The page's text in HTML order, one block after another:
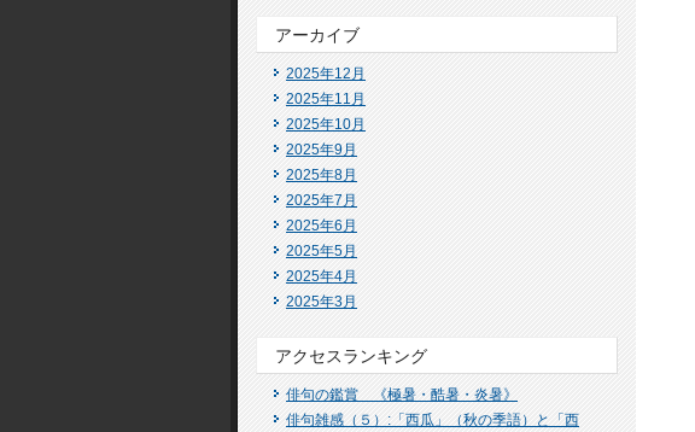
アーカイブ
2025年12月
2025年11月
2025年10月
2025年9月
2025年8月
2025年7月
2025年6月
2025年5月
2025年4月
2025年3月
アクセスランキング
俳句の鑑賞 《極暑・酷暑・炎暑》
俳句雑感（５）:「西瓜」（秋の季語）と「西